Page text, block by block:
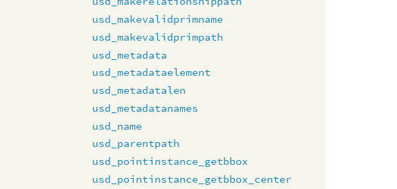
usd_makevalidprimname
usd_makevalidprimpath
usd_metadata
usd_metadataelement
usd_metadatalen
usd_metadatanames
usd_name
usd_parentpath
usd_pointinstance_getbbox
usd_pointinstance_getbbox_center